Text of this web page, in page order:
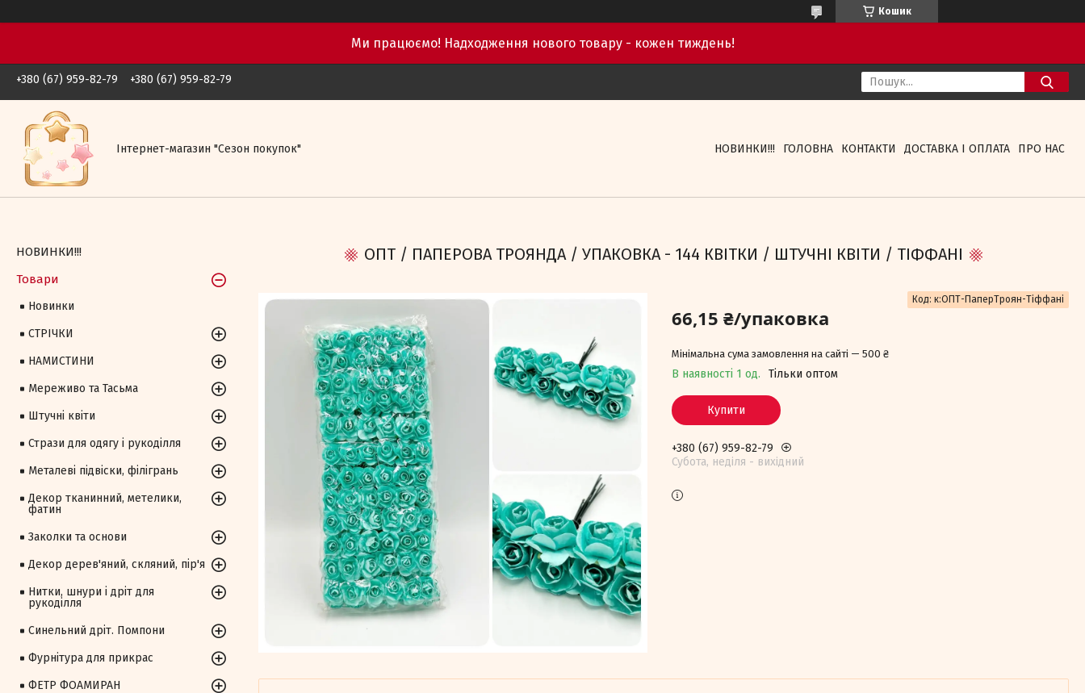
Кошик
Ми працюємо! Надходження нового товару - кожен тиждень!
+380 (67) 959-82-79 +380 (67) 959-82-79
Iнтернет-магазин "Сезон покупок" НОВИНКИ!!! ГОЛОВНА КОНТАКТИ ДОСТАВКА І ОПЛАТА ПРО НАС
ОПТ / ПАПЕРОВА ТРОЯНДА / УПАКОВКА - 144 КВІТКИ / ШТУЧНІ КВІТИ / ТІФФАНІ
66,15 ₴/упаковка
Мінімальна сума замовлення на сайті — 500 ₴
В наявності 1 од. Тільки оптом
Код: к:ОПТ-ПаперТроян-Тіффані
Купити
+380 (67) 959-82-79
Субота, недiля - вихiдний
НОВИНКИ!!!
Товари
Новинки
СТРІЧКИ
НАМИСТИНИ
Мереживо та Тасьма
Штучні квіти
Стрази для одягу і рукоділля
Металеві підвіски, філігрань
Декор тканинний, метелики,
фатин
Заколки та основи
Декор дерев'яний, скляний, пір'я
Нитки, шнури і дріт для
рукоділля
Синельний дріт. Помпони
Фурнітура для прикрас
ФЕТР ФОАМИРАН